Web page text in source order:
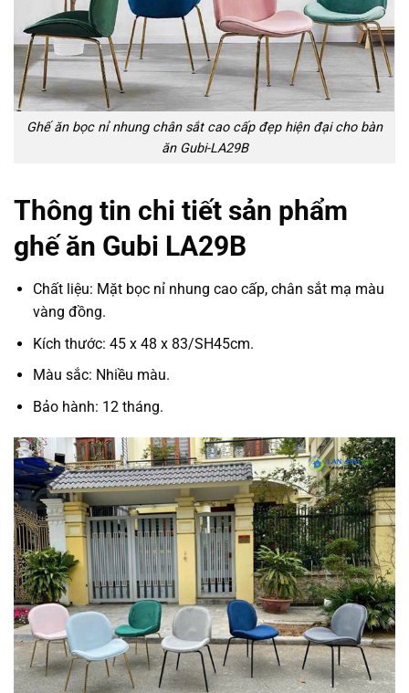
Ghế ăn bọc nỉ nhung chân sắt cao cấp đẹp hiện đại cho bàn
ăn Gubi-LA29B
Thông tin chi tiết sản phẩm
ghế ăn Gubi LA29B
Chất liệu: Mặt bọc nỉ nhung cao cấp, chân sắt mạ màu
vàng đồng.
Kích thước: 45 x 48 x 83/SH45cm.
Màu sắc: Nhiều màu.
Bảo hành: 12 tháng.